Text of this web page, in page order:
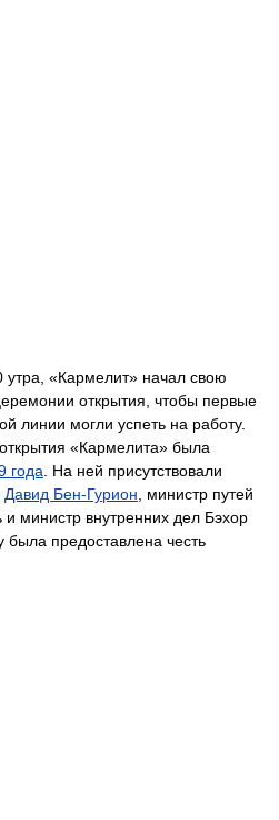
утра, «Кармелит» начал свою
открытия, чтобы первые
линии могли успеть на работу.
«Кармелита» была
года . На ней присутствовали
Давид Бен-Гурион , министр путей
министр внутренних дел Бэхор
предоставлена честь